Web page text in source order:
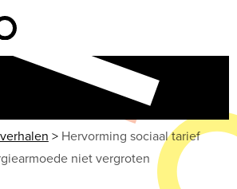
> Hervorming sociaal tarief
niet vergroten